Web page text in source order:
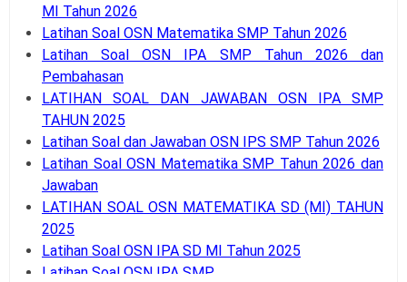
MI Tahun 2026
Latihan Soal OSN Matematika SMP Tahun 2026
Latihan Soal OSN IPA SMP Tahun 2026 dan
Pembahasan
LATIHAN SOAL DAN JAWABAN OSN IPA SMP
TAHUN 2025
Latihan Soal dan Jawaban OSN IPS SMP Tahun 2026
Latihan Soal OSN Matematika SMP Tahun 2026 dan
Jawaban
LATIHAN SOAL OSN MATEMATIKA SD (MI) TAHUN
2025
Latihan Soal OSN IPA SD MI Tahun 2025
Latihan Soal OSN IPA SMP